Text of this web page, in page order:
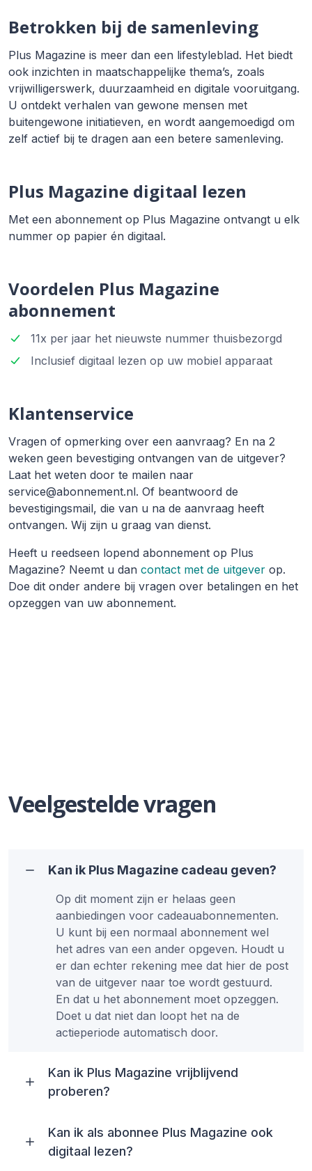
Betrokken bij de samenleving
Plus Magazine is meer dan een lifestyleblad. Het biedt
ook inzichten in maatschappelijke thema’s, zoals
vrijwilligerswerk, duurzaamheid en digitale vooruitgang.
U ontdekt verhalen van gewone mensen met
buitengewone initiatieven, en wordt aangemoedigd om
zelf actief bij te dragen aan een betere samenleving.
Plus Magazine digitaal lezen
Met een abonnement op Plus Magazine ontvangt u elk
nummer op papier én digitaal.
Voordelen Plus Magazine
abonnement
11x per jaar het nieuwste nummer thuisbezorgd
Inclusief digitaal lezen op uw mobiel apparaat
Klantenservice
Vragen of opmerking over een aanvraag? En na 2
weken geen bevestiging ontvangen van de uitgever?
Laat het weten door te mailen naar
service@abonnement.nl. Of beantwoord de
bevestigingsmail, die van u na de aanvraag heeft
ontvangen. Wij zijn u graag van dienst.
Heeft u reedseen lopend abonnement op Plus
Magazine? Neemt u dan contact met de uitgever op.
Doe dit onder andere bij vragen over betalingen en het
opzeggen van uw abonnement.
Veelgestelde vragen
Kan ik Plus Magazine cadeau geven?
Op dit moment zijn er helaas geen
aanbiedingen voor cadeauabonnementen.
U kunt bij een normaal abonnement wel
het adres van een ander opgeven. Houdt u
er dan echter rekening mee dat hier de post
van de uitgever naar toe wordt gestuurd.
En dat u het abonnement moet opzeggen.
Doet u dat niet dan loopt het na de
actieperiode automatisch door.
Kan ik Plus Magazine vrijblijvend
proberen?
Kan ik als abonnee Plus Magazine ook
digitaal lezen?